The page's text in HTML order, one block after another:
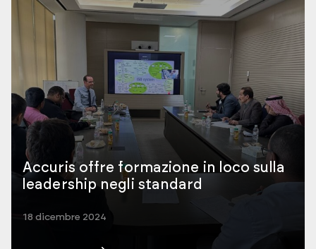
Accuris offre formazione in loco sulla
leadership negli standard
18 dicembre 2024